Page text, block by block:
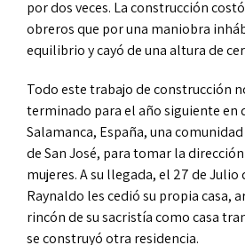
por dos veces. La construcción
obreros que por una maniobra
equilibrio y cayó de una altura de
Todo este trabajo de construcción
terminado para el año siguiente en
Salamanca, España, una
de San José, para tomar la
mujeres. A su llegada, el 27 de Julio
Raynaldo les cedió su propia casa,
rincón de su sacristía como casa
se construyó otra residencia.